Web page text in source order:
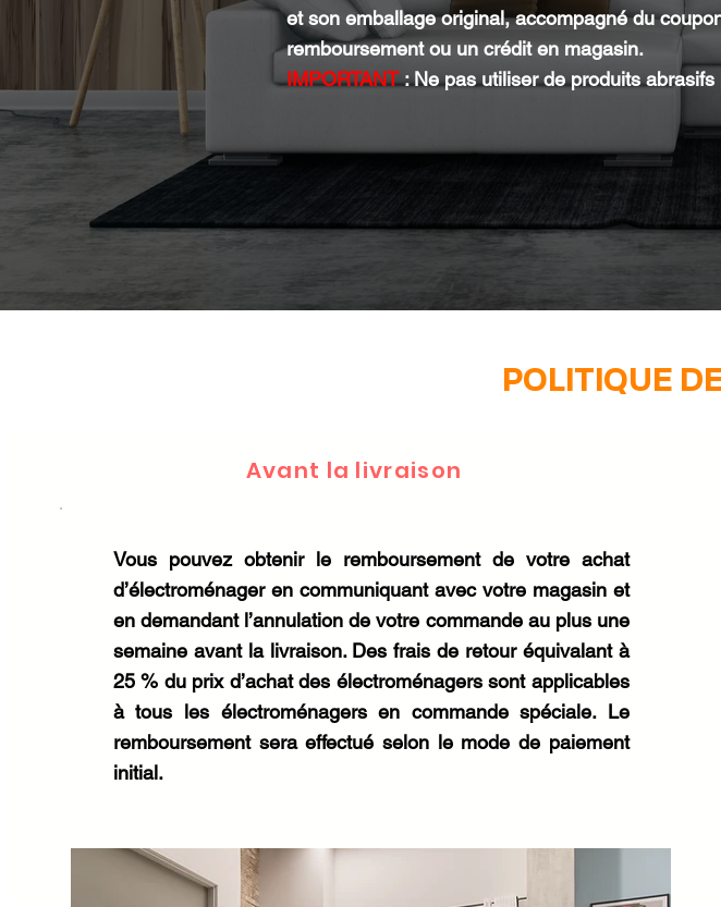
et son emballage original, accompagné du
remboursement ou un crédit en magasin.
IMPORTANT: Ne pas utiliser de produits
POLITIQUE
Avant la livraison
Vous pouvez obtenir le remboursement de votre achat
d’électroménager en communiquant avec votre magasin et
en demandant l’annulation de votre commande au plus une
semaine avant la livraison. Des frais de retour équivalant à
25 % du prix d’achat des électroménagers sont applicables
à tous les électroménagers en commande spéciale. Le
remboursement sera effectué selon le mode de paiement
initial.